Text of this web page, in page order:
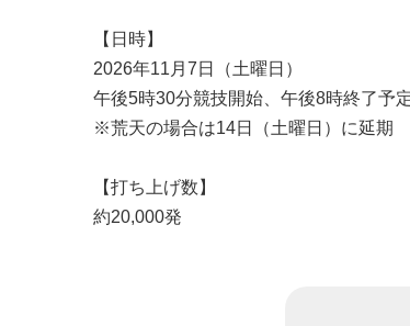
【日時】
2026年11月7日（土曜日）
午後5時30分競技開始、午後8時終了予
※荒天の場合は14日（土曜日）に延期
【打ち上げ数】
約20,000発